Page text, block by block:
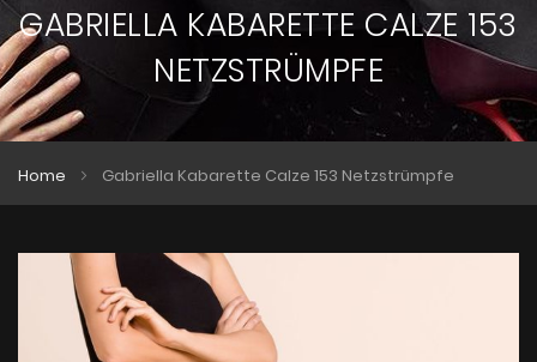
GABRIELLA KABARETTE CALZE 153
NETZSTRÜMPFE
Home Gabriella Kabarette Calze 153 Netzstrümpfe
Bildgalerie
Anfang
Bildgalerie